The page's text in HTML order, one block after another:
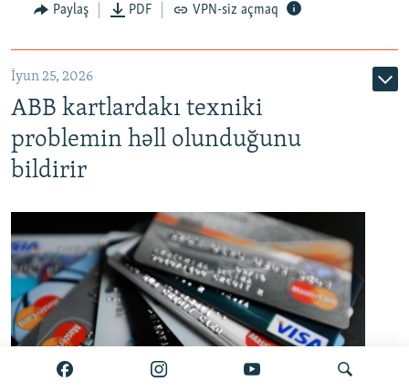
Auto 240p 360p 480p
720p 1080p
Paylaş PDF VPN-siz açmaq
İyun 25, 2026
ABB kartlardakı texniki
problemin həll olunduğunu
bildirir